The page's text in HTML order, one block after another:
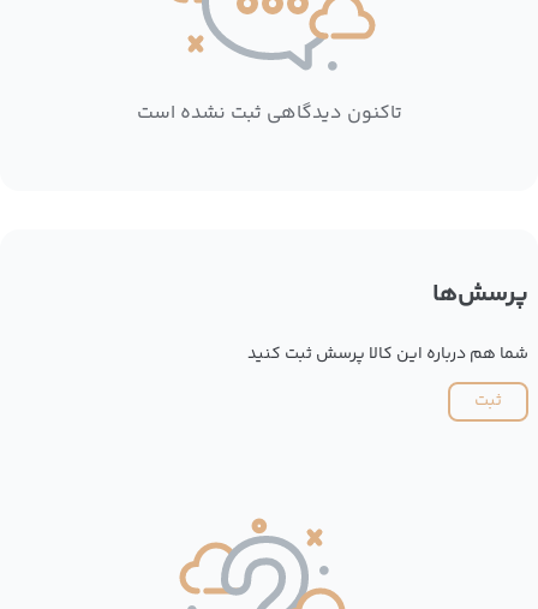
تاکنون دیدگاهی ثبت نشده است
پرسش‌ها
شما هم درباره این کالا پرسش ثبت کنید
ثبت